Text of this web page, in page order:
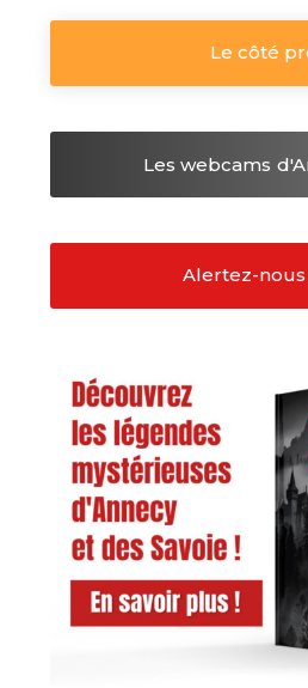
Le côté
Les webcams
Alertez-nous